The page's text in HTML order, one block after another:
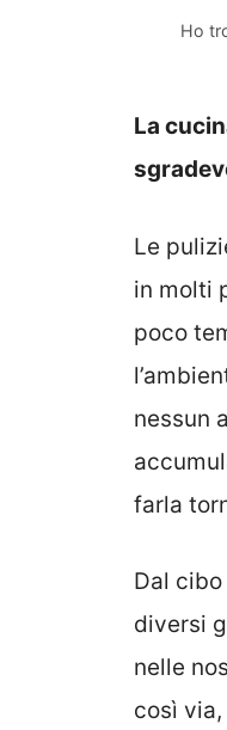
Ho
La
Le
in molti
poco
nessun
farla
Dal
diversi
nelle
così